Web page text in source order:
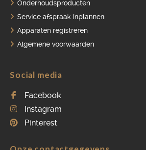
Onderhoudsproducten
Service afspraak inplannen
Apparaten registreren
Algemene voorwaarden
Social media
Facebook
Instagram
Pinterest